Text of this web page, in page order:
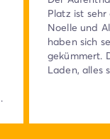
Platz ist
Noelle und
haben sich
gekümmert.
Laden, alles